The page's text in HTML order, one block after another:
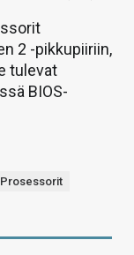
2 -pikkupiiriin,
tulevat
BIOS-
Prosessorit